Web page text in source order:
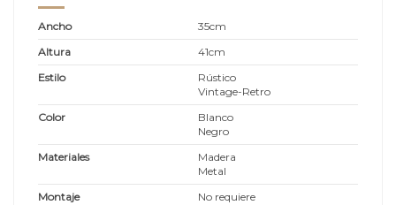
Ancho
35cm
Altura
41cm
Estilo
Rústico
Vintage-Retro
Color
Blanco
Negro
Materiales
Madera
Metal
Montaje
No requiere